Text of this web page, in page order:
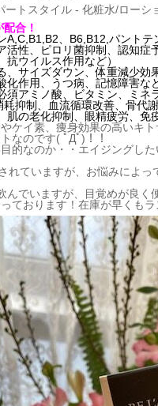
合！
、B6,B12,パントテ
性、ピロリ菌抑制、認知症
ウイルス作用など）
サイズダウン、体重減少効
作用、うつ病、記憶障害など
アミノ酸、ビタミン、ミネ
抑制、血流循環改善、骨代
の老化抑制、眼精疲労、免
ケイ素、痩身効果の高いキ
なのです( ﾟДﾟ)！！
的なのか・・エイジングし
れていますが、お悩みによ
んでいますが、目覚めが良
ております！在庫が早くもラ